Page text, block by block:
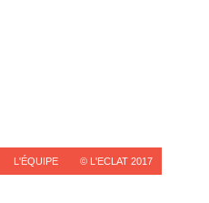
L'ÉQUIPE © L'ECLAT 2017